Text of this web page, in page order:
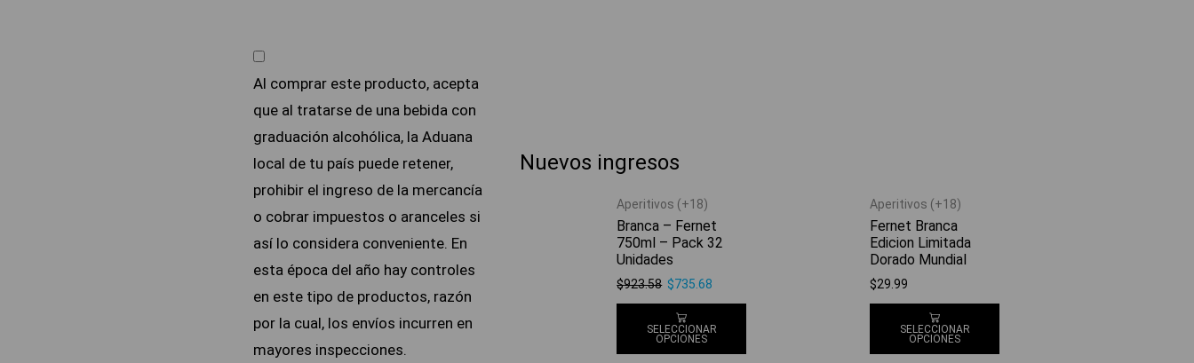
Al comprar este producto, acepta
que al tratarse de una bebida con
graduación alcohólica, la Aduana
local de tu país puede retener,
prohibir el ingreso de la mercancía
o cobrar impuestos o aranceles si
así lo considera conveniente. En
esta época del año hay controles
en este tipo de productos, razón
por la cual, los envíos incurren en
mayores inspecciones.
Nuevos ingresos
Aperitivos (+18)
Branca – Fernet
750ml – Pack 32
Unidades
$923.58 $735.68
SELECCIONAR
OPCIONES
Aperitivos (+18)
Fernet Branca
Edicion Limitada
Dorado Mundial
$29.99
SELECCIONAR
OPCIONES